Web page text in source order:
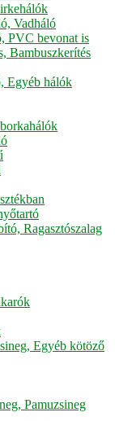
Vadháló
PVC bevonat is
Bambuszkerítés
Egyéb hálók
Ragasztószalag
Egyéb kötöző
Pamuzsineg